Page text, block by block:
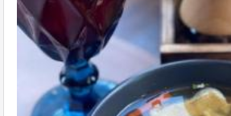
Это не в их интересах чтоб люди
подолгу. Вобщем такое тайное
McDonald's , Сеть закусочных